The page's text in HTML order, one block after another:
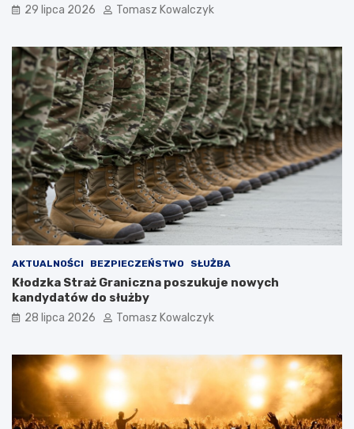
29 lipca 2026 Tomasz Kowalczyk
AKTUALNOŚCI BEZPIECZEŃSTWO SŁUŻBA
Kłodzka Straż Graniczna poszukuje nowych
kandydatów do służby
28 lipca 2026 Tomasz Kowalczyk